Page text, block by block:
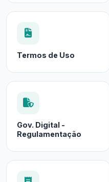
Termos de Uso
Gov. Digital -
Regulamentação